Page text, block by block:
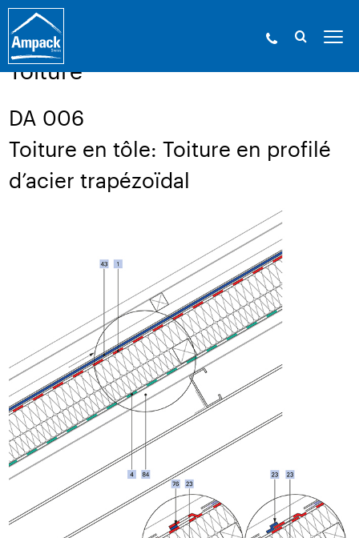
Ampack - Les experts de l’enveloppe du bâtiment. Depuis
1946.»Service
Toiture
DA 006
Toiture en tôle: Toiture en profilé
d’acier trapézoïdal